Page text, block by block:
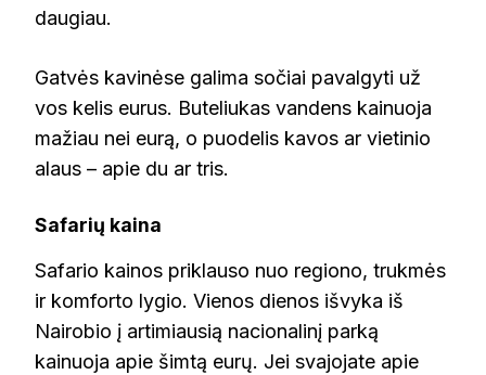
daugiau.
Gatvės kavinėse galima sočiai pavalgyti už
vos kelis eurus. Buteliukas vandens kainuoja
mažiau nei eurą, o puodelis kavos ar vietinio
alaus – apie du ar tris.
Safarių kaina
Safario kainos priklauso nuo regiono, trukmės
ir komforto lygio. Vienos dienos išvyka iš
Nairobio į artimiausią nacionalinį parką
kainuoja apie šimtą eurų. Jei svajojate apie